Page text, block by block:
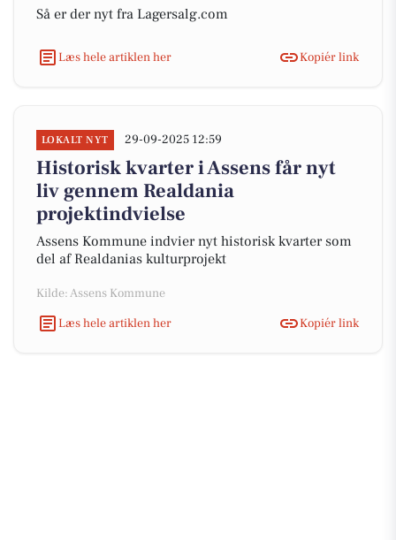
Så er der nyt fra Lagersalg.com
Læs hele artiklen her Kopiér link
LOKALT NYT 29-09-2025 12:59
Historisk kvarter i Assens får nyt
liv gennem Realdania
projektindvielse
Assens Kommune indvier nyt historisk kvarter som
del af Realdanias kulturprojekt
Kilde: Assens Kommune
Læs hele artiklen her
Kopiér link